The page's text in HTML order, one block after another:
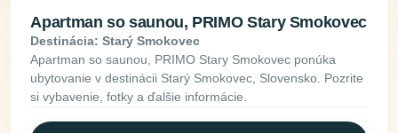
Apartman so saunou, PRIMO Stary Smokovec
Destinácia: Starý Smokovec
Apartman so saunou, PRIMO Stary Smokovec ponúka
ubytovanie v destinácii Starý Smokovec, Slovensko. Pozrite
si vybavenie, fotky a ďalšie informácie.